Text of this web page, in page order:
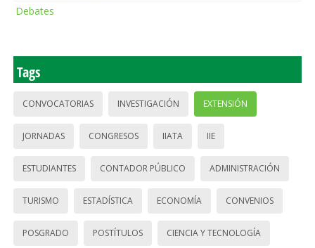
Debates
Tags
CONVOCATORIAS INVESTIGACIÓN EXTENSIÓN
JORNADAS CONGRESOS IIATA IIE
ESTUDIANTES CONTADOR PÚBLICO ADMINISTRACIÓN
TURISMO ESTADÍSTICA ECONOMÍA CONVENIOS
POSGRADO POSTÍTULOS CIENCIA Y TECNOLOGÍA